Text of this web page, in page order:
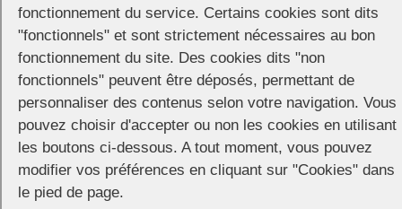
fonctionnement du service. Certains cookies sont dits
"fonctionnels" et sont strictement nécessaires au bon
fonctionnement du site. Des cookies dits "non
fonctionnels" peuvent être déposés, permettant de
personnaliser des contenus selon votre navigation. Vous
pouvez choisir d'accepter ou non les cookies en utilisant
les boutons ci-dessous. A tout moment, vous pouvez
modifier vos préférences en cliquant sur "Cookies" dans
le pied de page.